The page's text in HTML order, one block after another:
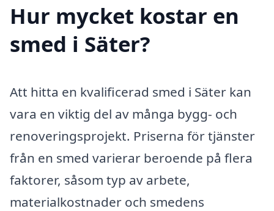
Hur mycket kostar en
smed i Säter?
Att hitta en kvalificerad smed i Säter kan
vara en viktig del av många bygg- och
renoveringsprojekt. Priserna för tjänster
från en smed varierar beroende på flera
faktorer, såsom typ av arbete,
materialkostnader och smedens